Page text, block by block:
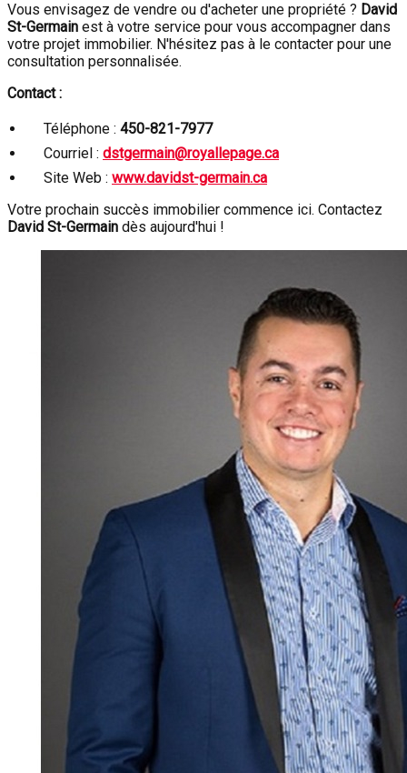
Vous envisagez de vendre ou d'acheter une propriété ? David
St-Germain est à votre service pour vous accompagner dans
votre projet immobilier. N'hésitez pas à le contacter pour une
consultation personnalisée.
Contact :
Téléphone : 450-821-7977
Courriel : dstgermain@royallepage.ca
Site Web : www.davidst-germain.ca
Votre prochain succès immobilier commence ici. Contactez
David St-Germain dès aujourd'hui !